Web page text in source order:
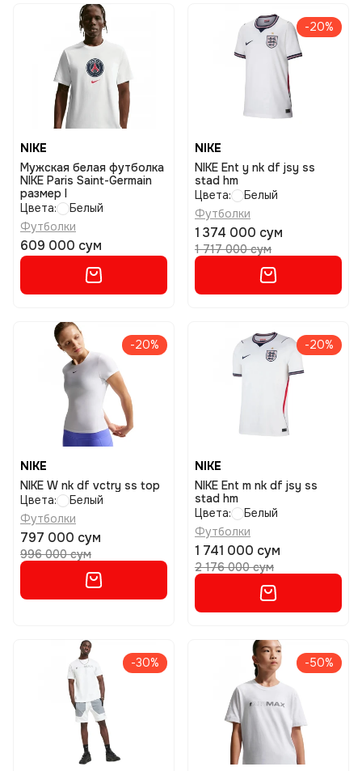
NIKE
Мужская белая футболка
NIKE Paris Saint-Germain
размер l
Цвета:
Белый
Футболки
609 000 сум
-20%
NIKE
NIKE Ent y nk df jsy ss
stad hm
Цвета:
Белый
Футболки
1 374 000 сум
1 717 000 сум
-20%
NIKE
NIKE W nk df vctry ss top
Цвета:
Белый
Футболки
797 000 сум
996 000 сум
-20%
NIKE
NIKE Ent m nk df jsy ss
stad hm
Цвета:
Белый
Футболки
1 741 000 сум
2 176 000 сум
-30% -50%